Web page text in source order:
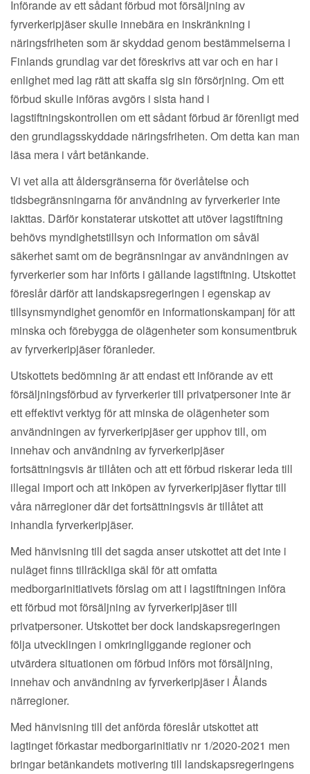
Införande av ett sådant förbud mot försäljning av
fyrverkeripjäser skulle innebära en inskränkning i
näringsfriheten som är skyddad genom bestämmelserna i
Finlands grundlag var det föreskrivs att var och en har i
enlighet med lag rätt att skaffa sig sin försörjning. Om ett
förbud skulle införas avgörs i sista hand i
lagstiftningskontrollen om ett sådant förbud är förenligt med
den grundlagsskyddade näringsfriheten. Om detta kan man
läsa mera i vårt betänkande.
Vi vet alla att åldersgränserna för överlåtelse och
tidsbegränsningarna för användning av fyrverkerier inte
iakttas. Därför konstaterar utskottet att utöver lagstiftning
behövs myndighetstillsyn och information om såväl
säkerhet samt om de begränsningar av användningen av
fyrverkerier som har införts i gällande lagstiftning. Utskottet
föreslår därför att landskapsregeringen i egenskap av
tillsynsmyndighet genomför en informationskampanj för att
minska och förebygga de olägenheter som konsumentbruk
av fyrverkeripjäser föranleder.
Utskottets bedömning är att endast ett införande av ett
försäljningsförbud av fyrverkerier till privatpersoner inte är
ett effektivt verktyg för att minska de olägenheter som
användningen av fyrverkeripjäser ger upphov till, om
innehav och användning av fyrverkeripjäser
fortsättningsvis är tillåten och att ett förbud riskerar leda till
illegal import och att inköpen av fyrverkeripjäser flyttar till
våra närregioner där det fortsättningsvis är tillåtet att
inhandla fyrverkeripjäser.
Med hänvisning till det sagda anser utskottet att det inte i
nuläget finns tillräckliga skäl för att omfatta
medborgarinitiativets förslag om att i lagstiftningen införa
ett förbud mot försäljning av fyrverkeripjäser till
privatpersoner. Utskottet ber dock landskapsregeringen
följa utvecklingen i omkringliggande regioner och
utvärdera situationen om förbud införs mot försäljning,
innehav och användning av fyrverkeripjäser i Ålands
närregioner.
Med hänvisning till det anförda föreslår utskottet att
lagtinget förkastar medborgarinitiativ nr 1/2020-2021 men
bringar betänkandets motivering till landskapsregeringens